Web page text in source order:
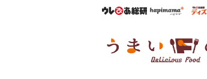
ウレぴあ総研
ハ